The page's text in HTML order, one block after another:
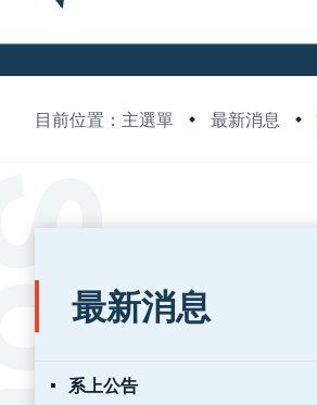
目前位置：主選單 最新消息
:::
最新消息
系上公告